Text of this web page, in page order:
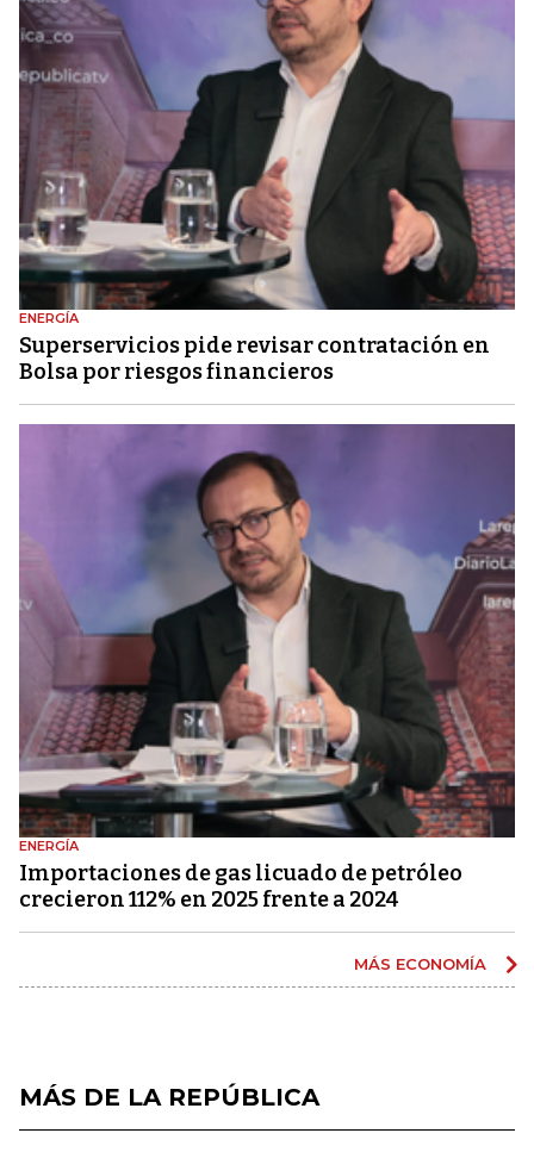
ENERGÍA
Superservicios pide revisar contratación en
Bolsa por riesgos financieros
ENERGÍA
Importaciones de gas licuado de petróleo
crecieron 112% en 2025 frente a 2024
MÁS ECONOMÍA
MÁS DE LA REPÚBLICA